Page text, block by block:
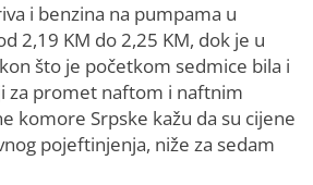
i benzina na pumpama u
2,19 KM do 2,25 KM, dok je u
što je početkom sedmice bila i
za promet naftom i naftnim
komore Srpske kažu da su cijene
pojeftinjenja, niže za sedam